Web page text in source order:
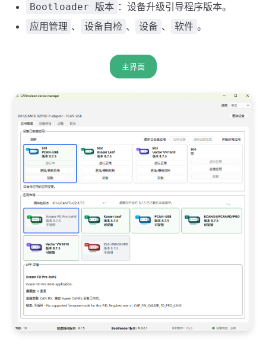
Bootloader 版本 ：设备升级引导程序版本。
应用管理 、 设备自检 、 设备 、 软件 。
主界面